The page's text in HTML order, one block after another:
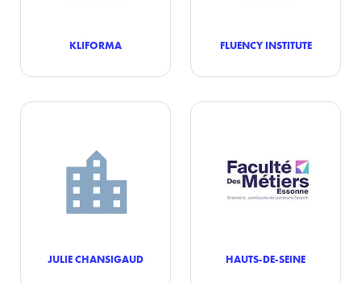
KLIFORMA FLUENCY INSTITUTE
JULIE CHANSIGAUD HAUTS-DE-SEINE